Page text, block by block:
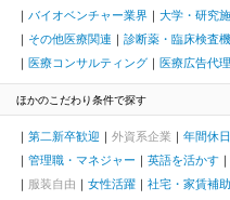
バイオベンチャー業界
大学・研究
その他医療関連
診断薬・臨床検査
医療コンサルティング
医療広告代
ほかのこだわり条件で探す
第二新卒歓迎 外資系企業 年間休
管理職・マネジャー
英語を活かす
服装自由
女性活躍 社宅・家賃補